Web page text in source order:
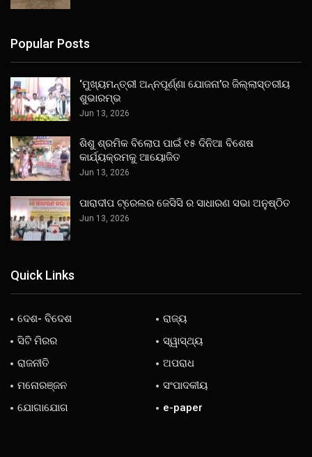
Popular Posts
‘ମୁଖ୍ୟମନ୍ତ୍ରୀ ଅନ୍ନପୂର୍ଣ୍ଣା ଯୋଜନା’ର ଜିଲ୍ଲାସ୍ତରୀୟ
ଶୁଭାରମ୍ଭ
Jun 13, 2026
ଶିଶୁ ଶ୍ରମିକ ବିଲୋପ ପାଇଁ ୧୫ ଦିନିଆ ବିଶେଷ
କାର୍ଯ୍ୟକ୍ରମକୁ ଆୟୋଜିତ
Jun 13, 2026
ପାରାଦୀପ ଟ୍ରେଲର ଜେସିସି ର ସାଧାରଣ ସଭା ଅନୁଷ୍ଠିତ
Jun 13, 2026
Quick Links
ଦେଶ- ବିଦେଶ
ରାଜ୍ୟ
ସିଟି ମିରର
ସ୍ୱାସ୍ଥ୍ୟ
ରାଜନୀତି
ଅପରାଧ
ମନୋରଞ୍ଜନ
ସଂପାଦକୀୟ
ଯୋଗାଯୋଗ
e-paper